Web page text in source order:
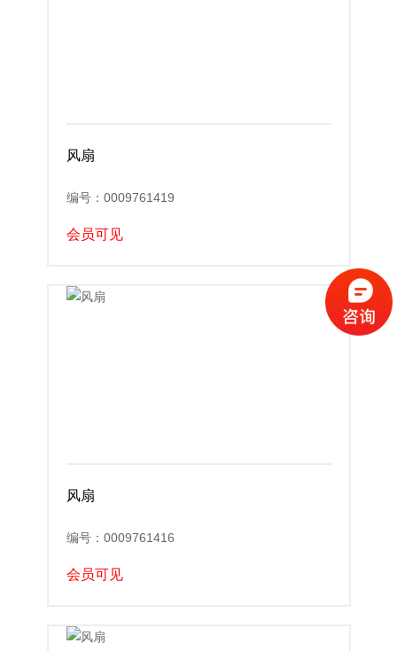
风扇
编号：0009761419
会员可见
风扇
编号：0009761416
会员可见